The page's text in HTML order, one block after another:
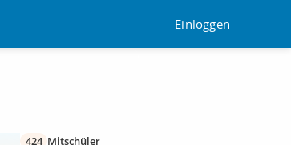
Einloggen
424 Mitschüler